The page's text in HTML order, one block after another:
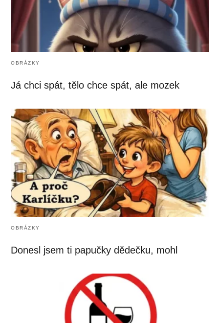
OBRÁZKY
Já chci spát, tělo chce spát, ale mozek
OBRÁZKY
Donesl jsem ti papučky dědečku, mohl